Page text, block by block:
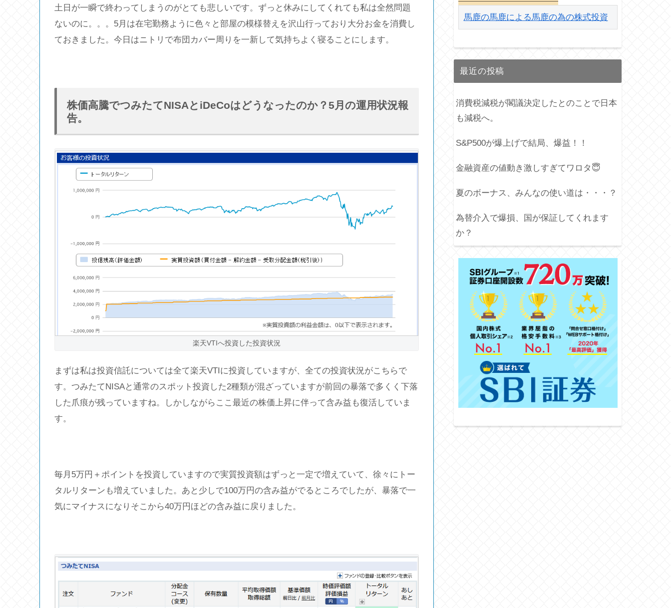
土日が一瞬で終わってしまうのがとても悲しいです。ずっと休みにしてくれても私は全然問題
ないのに。。。5月は在宅勤務ように色々と部屋の模様替えを沢山行っており大分お金を消費し
ておきました。今日はニトリで布団カバー周りを一新して気持ちよく寝ることにします。
株価高騰でつみたてNISAとiDeCoはどうなったのか？5月の運用状況報
告。
楽天VTIへ投資した投資状況
まずは私は投資信託については全て楽天VTIに投資していますが、全ての投資状況がこちらで
す。つみたてNISAと通常のスポット投資した2種類が混ざっていますが前回の暴落で多くく下落
した爪痕が残っていますね。しかしながらここ最近の株価上昇に伴って含み益も復活していま
す。
毎月5万円＋ポイントを投資していますので実質投資額はずっと一定で増えていて、徐々にトー
タルリターンも増えていました。あと少しで100万円の含み益がでるところでしたが、暴落で一
気にマイナスになりそこから40万円ほどの含み益に戻りました。
馬鹿の馬鹿による馬鹿の為の株式投資
最近の投稿
消費税減税が閣議決定したとのことで日本
も減税へ。
S&P500が爆上げで結局、爆益！！
金融資産の値動き激しすぎてワロタ😇
夏のボーナス、みんなの使い道は・・・？
為替介入で爆損、国が保証してくれます
か？